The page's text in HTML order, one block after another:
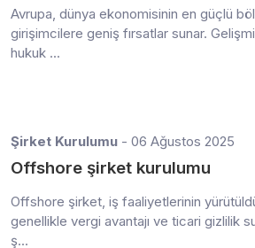
Avrupa, dünya ekonomisinin en güçlü
girişimcilere geniş fırsatlar sunar.
hukuk ...
Şirket Kurulumu - 06 Ağustos 2025
Offshore şirket kurulumu
Offshore şirket, iş faaliyetlerinin
genellikle vergi avantajı ve ticari gizlilik
ş...